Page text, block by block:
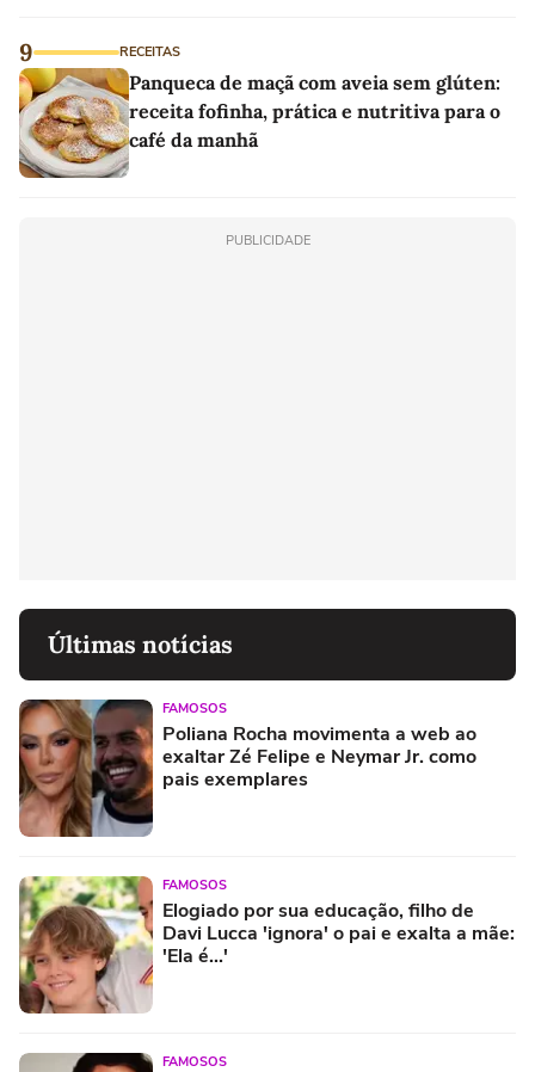
9 RECEITAS
Panqueca de maçã com aveia sem glúten:
receita fofinha, prática e nutritiva para o
café da manhã
PUBLICIDADE
Últimas notícias
FAMOSOS
Poliana Rocha movimenta a web ao
exaltar Zé Felipe e Neymar Jr. como
pais exemplares
FAMOSOS
Elogiado por sua educação, filho de
Davi Lucca 'ignora' o pai e exalta a mãe:
'Ela é...'
FAMOSOS